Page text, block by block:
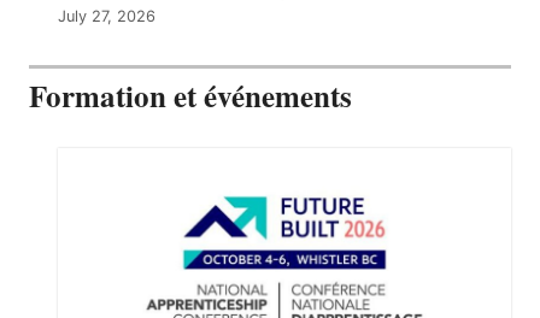
July 27, 2026
Formation et événements